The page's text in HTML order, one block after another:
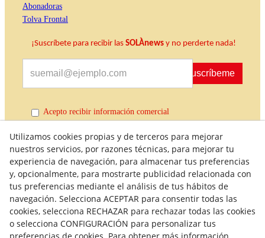
Abonadoras
Tolva Frontal
¡Suscríbete para recibir las SOLÀnews y no perderte nada!
Suscríbeme
Acepto recibir información comercial
Política de Calidad Condiciones generales de compra
Política de Privacidad Política de Cookies
Utilizamos cookies propias y de terceros para mejorar
nuestros servicios, por razones técnicas, para mejorar tu
experiencia de navegación, para almacenar tus preferencias
y, opcionalmente, para mostrarte publicidad relacionada con
tus preferencias mediante el análisis de tus hábitos de
navegación. Selecciona ACEPTAR para consentir todas las
cookies, selecciona RECHAZAR para rechazar todas las cookies
o selecciona CONFIGURACIÓN para personalizar tus